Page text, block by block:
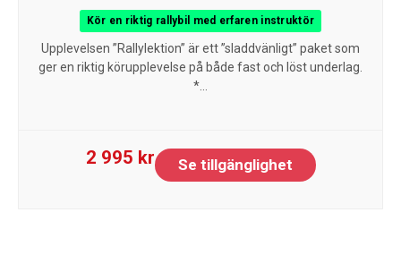
Kör en riktig rallybil med erfaren instruktör
Upplevelsen ”Rallylektion” är ett ”sladdvänligt” paket som
ger en riktig körupplevelse på både fast och löst underlag.
*...
2 995 kr Se tillgänglighet